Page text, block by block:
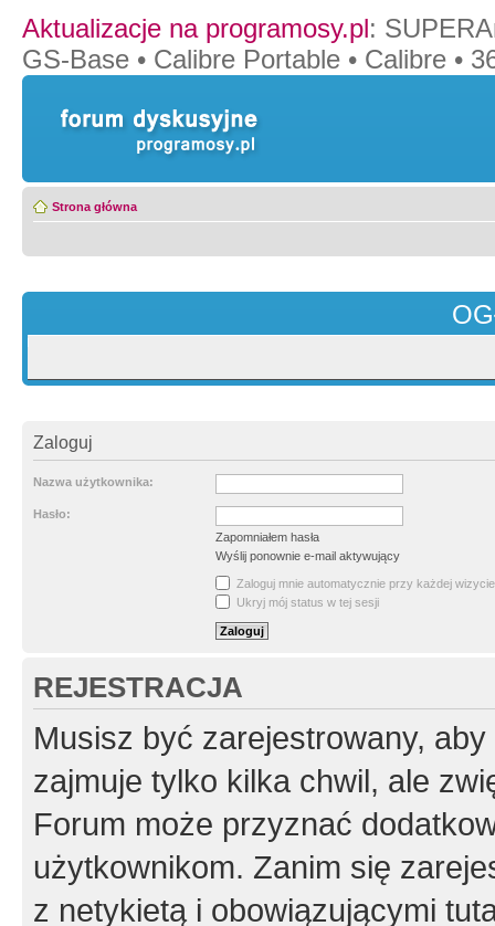
Aktualizacje na programosy.pl:
GS-Base • Calibre Portable • Calibre •
Strona główna
Zaloguj
Nazwa użytkownika:
Hasło:
Zapomniałem hasła
Wyślij ponownie e-mail aktywujący
Zaloguj mnie automatycznie przy każdej wizycie
Ukryj mój status w tej sesji
REJESTRACJA
Musisz być zarejestrowany,
zajmuje tylko kilka chwil, ale
Forum może przyznać
użytkownikom. Zanim się
z netykietą i obowiązującymi